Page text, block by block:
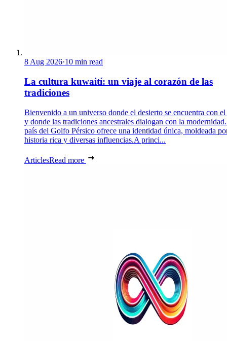
8 Aug 2026·10 min read
La cultura kuwaití: un viaje al corazón de las
tradiciones
Bienvenido a un universo donde el desierto se encuentra con el
y donde las tradiciones ancestrales dialogan con la
país del Golfo Pérsico ofrece una identidad única, moldeada
historia rica y diversas influencias.A princi...
ArticlesRead more